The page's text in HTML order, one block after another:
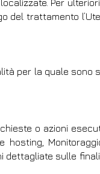
Per
del trattamento
per la quale
o azioni
dettagliate sulle